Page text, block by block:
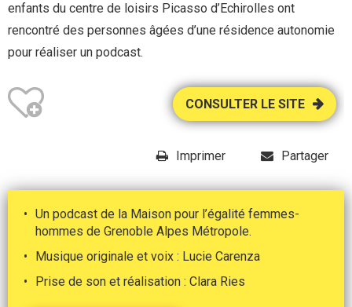
enfants du centre de loisirs Picasso d’Echirolles ont
rencontré des personnes âgées d’une résidence autonomie
pour réaliser un podcast.
CONSULTER LE SITE
Imprimer Partager
Un podcast de la Maison pour l’égalité femmes-
hommes de Grenoble Alpes Métropole.
Musique originale et voix : Lucie Carenza
Prise de son et réalisation : Clara Ries